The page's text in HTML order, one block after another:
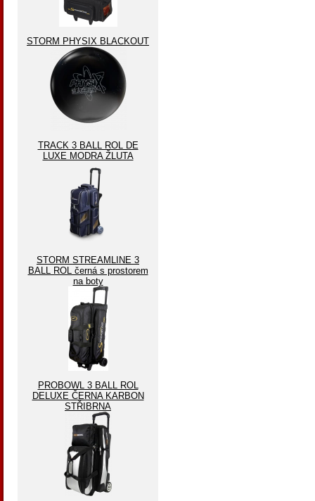
STORM PHYSIX BLACKOUT
TRACK 3 BALL ROL DE
LUXE MODRA ŽLUTA
STORM STREAMLINE 3
BALL ROL černá s prostorem
na boty
PROBOWL 3 BALL ROL
DELUXE ČERNA KARBON
STŘIBRNA